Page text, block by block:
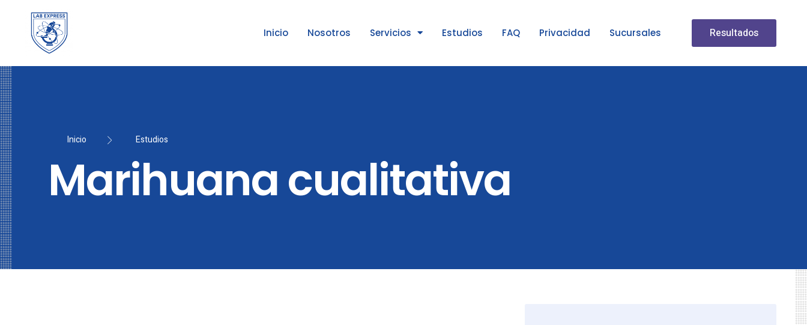
Inicio Nosotros Servicios Estudios FAQ Privacidad Sucursales Resultados
Inicio Estudios
Marihuana cualitativa